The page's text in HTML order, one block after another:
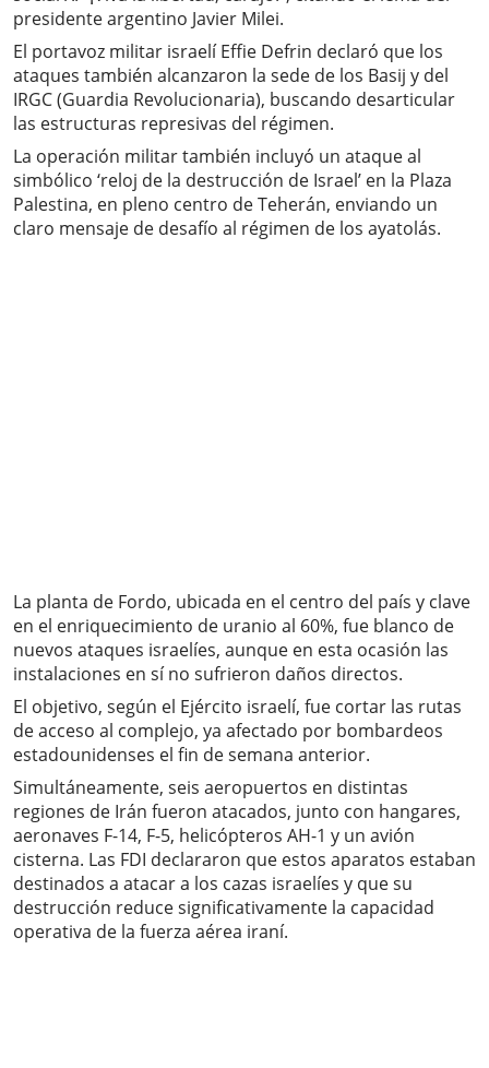
presidente argentino Javier Milei.
El portavoz militar israelí Effie Defrin declaró que los
ataques también alcanzaron la sede de los Basij y del
IRGC (Guardia Revolucionaria), buscando desarticular
las estructuras represivas del régimen.
La operación militar también incluyó un ataque al
simbólico ‘reloj de la destrucción de Israel’ en la Plaza
Palestina, en pleno centro de Teherán, enviando un
claro mensaje de desafío al régimen de los ayatolás.
La planta de Fordo, ubicada en el centro del país y clave
en el enriquecimiento de uranio al 60%, fue blanco de
nuevos ataques israelíes, aunque en esta ocasión las
instalaciones en sí no sufrieron daños directos.
El objetivo, según el Ejército israelí, fue cortar las rutas
de acceso al complejo, ya afectado por bombardeos
estadounidenses el fin de semana anterior.
Simultáneamente, seis aeropuertos en distintas
regiones de Irán fueron atacados, junto con hangares,
aeronaves F-14, F-5, helicópteros AH-1 y un avión
cisterna. Las FDI declararon que estos aparatos estaban
destinados a atacar a los cazas israelíes y que su
destrucción reduce significativamente la capacidad
operativa de la fuerza aérea iraní.